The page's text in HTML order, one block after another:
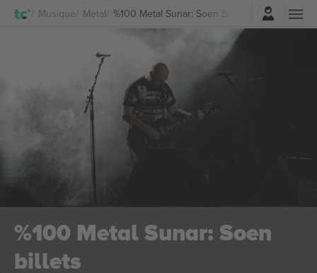
Musique Metal %100 Metal Sunar: Soen Billets
Connexion
%100 Metal Sunar: Soen
billets